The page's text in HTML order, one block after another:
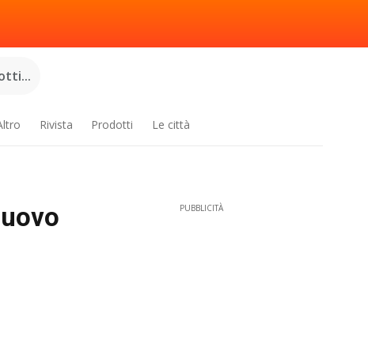
Rivista Prodotti Le città
PUBBLICITÀ